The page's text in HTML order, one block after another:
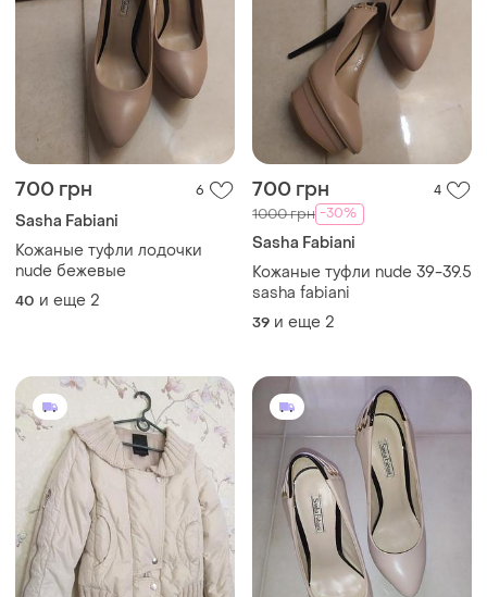
700 грн 6
Sasha Fabiani
Кожаные туфли лодочки
nude бежевые
40 и еще 2
700 грн 4
1000 грн -30%
Sasha Fabiani
Кожаные туфли nude 39-39.5
sasha fabiani
39 и еще 2